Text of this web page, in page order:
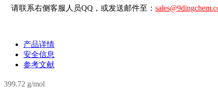
请联系右侧客服人员QQ，或发送邮件至：
产品详情
安全信息
参考文献
399.72 g/mol